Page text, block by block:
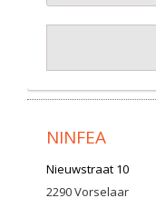
NINFEA
Nieuwstraat 10
2290Vorselaar